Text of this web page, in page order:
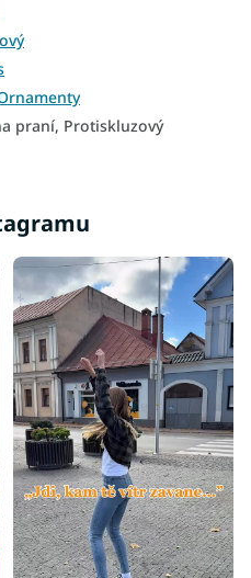
praní, Protiskluzový